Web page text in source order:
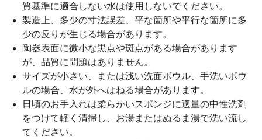
質基準に適合しない水は使用しないでください。
製造上、多少の寸法誤差、平な箇所や平行な箇所に多
少の反りが生じる場合があります。
陶器表面に微小な黒点や斑点がある場合があります
が、品質に問題はありません。
サイズが小さい、または浅い洗面ボウル、手洗いボウ
ルの場合、水が外へはねる場合があります。
日頃のお手入れは柔らかいスポンジに適量の中性洗剤
をつけて軽く清掃し、お湯またはぬるま湯で洗い流し
てください。